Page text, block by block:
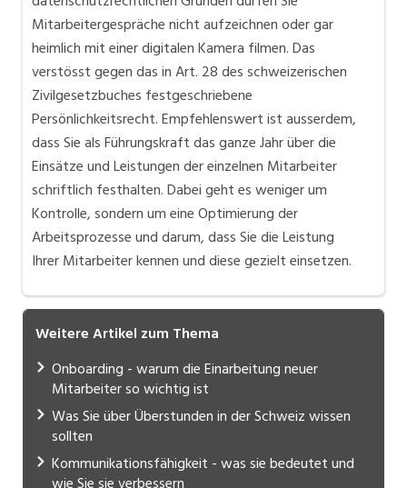
Mitarbeitergespräche nicht aufzeichnen oder gar
heimlich mit einer digitalen Kamera filmen. Das
verstösst gegen das in Art. 28 des schweizerischen
Zivilgesetzbuches festgeschriebene
Persönlichkeitsrecht. Empfehlenswert ist ausserdem,
dass Sie als Führungskraft das ganze Jahr über die
Einsätze und Leistungen der einzelnen Mitarbeiter
schriftlich festhalten. Dabei geht es weniger um
Kontrolle, sondern um eine Optimierung der
Arbeitsprozesse und darum, dass Sie die Leistung
Ihrer Mitarbeiter kennen und diese gezielt einsetzen.
Weitere Artikel zum Thema
Onboarding - warum die Einarbeitung neuer
Mitarbeiter so wichtig ist
Was Sie über Überstunden in der Schweiz wissen
sollten
Kommunikationsfähigkeit - was sie bedeutet und